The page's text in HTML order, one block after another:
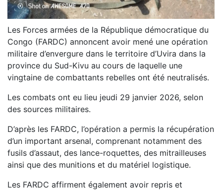
Les Forces armées de la République démocratique du
Congo (FARDC) annoncent avoir mené une opération
militaire d’envergure dans le territoire d’Uvira dans la
province du Sud-Kivu au cours de laquelle une
vingtaine de combattants rebelles ont été neutralisés.
Les combats ont eu lieu jeudi 29 janvier 2026, selon
des sources militaires.
D’après les FARDC, l’opération a permis la récupération
d’un important arsenal, comprenant notamment des
fusils d’assaut, des lance-roquettes, des mitrailleuses
ainsi que des munitions et du matériel logistique.
Les FARDC affirment également avoir repris et